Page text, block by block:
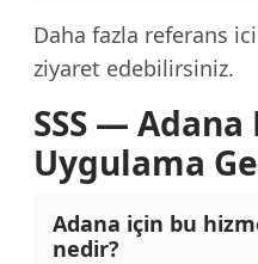
Daha fazla referans
ziyaret edebilirsiniz.
SSS —
Uygulama
Adana için bu
nedir?